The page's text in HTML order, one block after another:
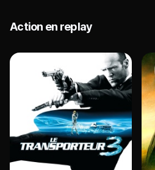
Action en replay